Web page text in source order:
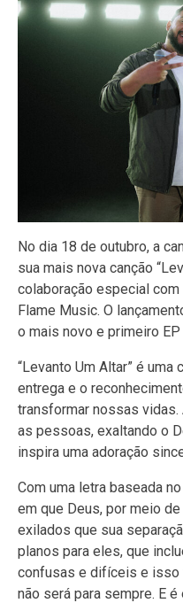
No dia 18 de outubro, a
sua mais nova canção
colaboração especial
Flame Music. O
o mais novo e primeiro
“Levanto Um Altar” é
entrega e o
transformar nossas
as pessoas, exaltando o
inspira uma adoração
Com uma letra baseada
em que Deus, por meio
exilados que sua
planos para eles, que
confusas e difíceis e isso
não será para sempre. E